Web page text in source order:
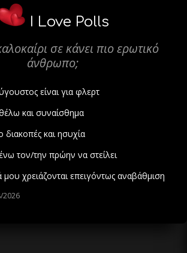
I Love Polls
σε κάνει πιο ερωτικό
άνθρωπο;
είναι για φλερτ
και συναίσθημα
και ησυχία
τον/την πρώην να στείλει
χρειάζονται επειγόντως αναβάθμιση
2026